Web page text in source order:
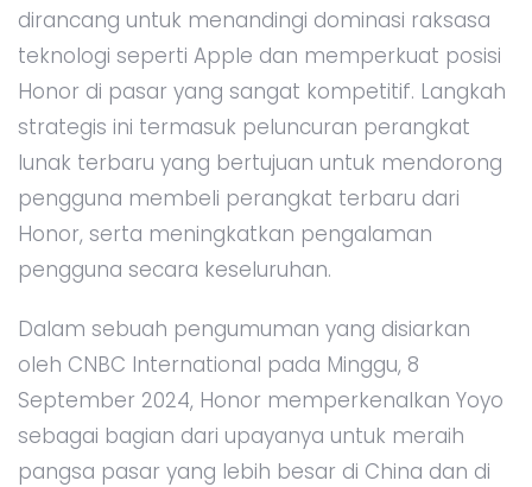
dirancang untuk menandingi dominasi raksasa
teknologi seperti Apple dan memperkuat posisi
Honor di pasar yang sangat kompetitif. Langkah
strategis ini termasuk peluncuran perangkat
lunak terbaru yang bertujuan untuk mendorong
pengguna membeli perangkat terbaru dari
Honor, serta meningkatkan pengalaman
pengguna secara keseluruhan.
Dalam sebuah pengumuman yang disiarkan
oleh CNBC International pada Minggu, 8
September 2024, Honor memperkenalkan Yoyo
sebagai bagian dari upayanya untuk meraih
pangsa pasar yang lebih besar di China dan di